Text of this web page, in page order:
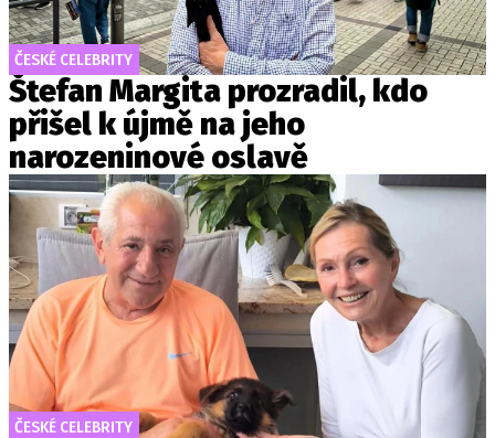
ČESKÉ CELEBRITY
Štefan Margita prozradil, kdo
přišel k újmě na jeho
narozeninové oslavě
ČESKÉ CELEBRITY